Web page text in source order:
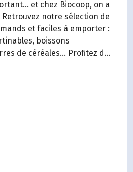
et chez Biocoop, on a
notre sélection de
et faciles à emporter :
boissons
de céréales... Profitez de